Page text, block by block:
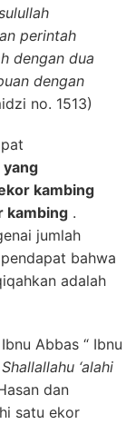
perintah
dengan dua
dengan
no. 1513)
yang
kambing
kambing .
jumlah
bahwa
adalah
Abbas “ Ibnu
Shallallahu ‘alahi
dan
satu ekor